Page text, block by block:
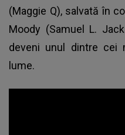
(Maggie Q), salvată în
Moody (Samuel L.
deveni unul dintre cei
lume.